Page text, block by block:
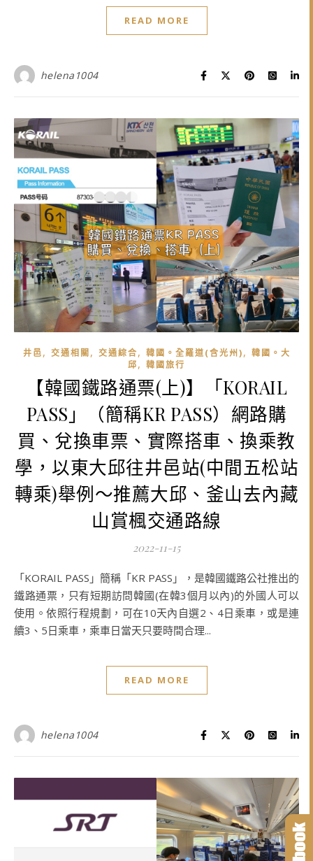
READ MORE
helena1004
井邑, 交通相關 , 交通綜合, 韓國。全羅道(含光州), 韓國。大
邱, 韓國旅行
【韓國鐵路通票(上)】「KORAIL
PASS」（簡稱KR PASS）網路購
買、兌換車票、實際搭車、換乘教
學，以東大邱往井邑站(中間五松站
轉乘)舉例～推薦大邱、釜山去內藏
山賞楓交通路線
2022-11-15
「KORAIL PASS」簡稱「KR PASS」，是韓國鐵路公社推出的
鐵路通票，只有短期訪問韓國(在韓3個月以內)的外國人可以
使用。依照行程規劃，可在10天內自選2、4日乘車，或是連
續3、5日乘車，乘車日當天只要時間合理...
READ MORE
helena1004